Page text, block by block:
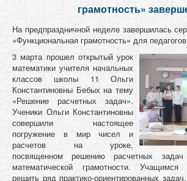
грамотность»
На предпраздничной неделе завершилась
«Функциональная грамотность» для
3 марта прошел открытый урок
математики учителя начальных
классов школы 11 Ольги
Константиновны Бебых на тему
«Решение расчетных задач».
Ученики Ольги Константиновны
совершили настоящее
погружение в мир чисел и
расчетов на уроке,
посвященном решению расчетных
математической грамотности.
решить ряд практико-ориентированных